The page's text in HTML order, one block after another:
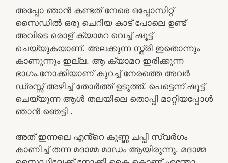
അപ്പോ ഞാൻ കണ്ടത് നേരെ ഒപ്പോസിറ്റ്
സൈഡിൽ ഒരു ചെറിയ കാട് പോലെ ഉണ്ട്
അവിടെ ഒരാള് ക്യാമറ വെച്ച് ഷൂട്ട്
ചെയ്യുകയാണ്. അലക്കുന്ന സ്ത്രീ ഇതൊന്നും
കാണുന്നും ഇല്ല. ആ ക്യാമറ ഇരിക്കുന്ന
ഭാഗം.നോക്കിയാണ് കുറച്ച് നേരത്തെ അവർ
ഡ്രസ്സ് അഴിച്ച് തോർത്ത് ഉടുത്ത്. പെട്ടെന്ന് ഷൂട്ട്
ചെയ്യുന്ന ആൾ തലയിലെ തൊപ്പി മാറ്റിയപ്പോൾ
ഞാൻ ഞെട്ടി .
അത് ഇന്നലെ എൻ്റെ കുണ്ണ ചപ്പി സ്വർഗം
കാണിച്ച് തന്ന മദാമ്മ മാഡം ആയിരുന്നു. മദാമ്മ